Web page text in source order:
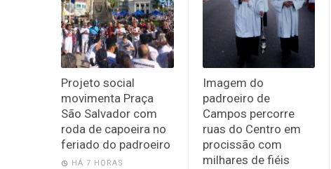
Projeto social
movimenta Praça
São Salvador com
roda de capoeira no
feriado do padroeiro
HÁ 7 HORAS
Imagem do
padroeiro de
Campos percorre
ruas do Centro em
procissão com
milhares de fiéis